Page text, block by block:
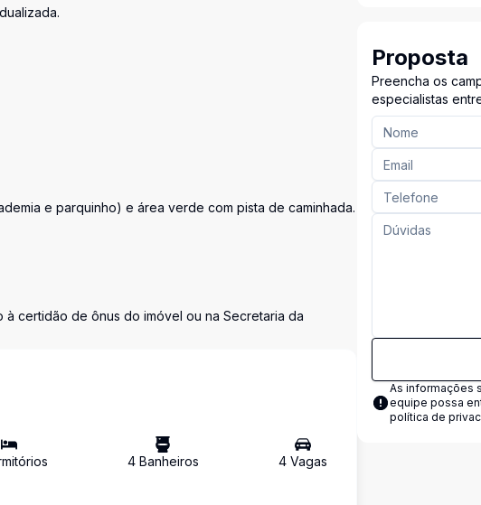
e parquinho) e área verde com pista de caminhada.
certidão de ônus do imóvel ou na Secretaria da
s 4Banheiros 4Vagas
Proposta
Preencha os
especialistas
As informações
equipe possa
política de